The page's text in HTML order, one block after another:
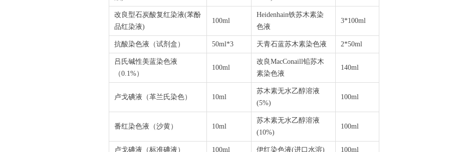
改良型石炭酸复红染液(苯酚
品红染液)
100ml
Heidenhain铁苏木素染
色液
3*100ml
抗酸染色液（试剂盒） 50ml*3 天青石蓝苏木素染色液 2*50ml
吕氏碱性美蓝染色液
（0.1%）
100ml
改良MacConaill铅苏木
素染色液
140ml
卢戈碘液（革兰氏染色） 10ml
苏木素无水乙醇溶液
(5%)
100ml
番红染色液（沙黄） 10ml
苏木素无水乙醇溶液
(10%)
100ml
卢戈碘液（标准碘液） 100ml 伊红染色液(进口水溶) 100ml